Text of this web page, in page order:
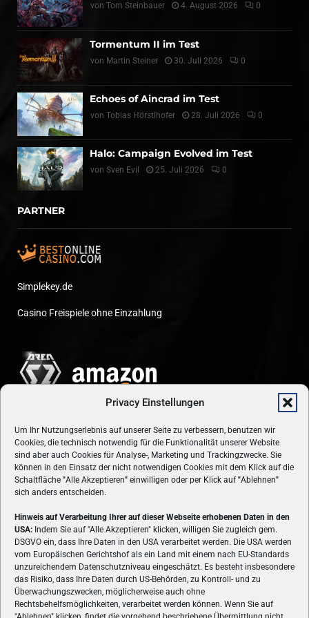
Privacy Einstellungen
Um Ihr Nutzungserlebnis auf unserer Seite zu verbessern, benutzen wir
Cookies, die technisch notwendig für die Funktionalität unserer Website
sind aber auch Cookies für Analyse-, Marketing und Trackingzwecke. Sie
können in den Einsatz der nicht notwendigen Cookies mit dem Klick auf die
Schaltfläche "Alle Akzeptieren" einwilligen oder per Klick auf"Ablehnen"
sich anders entscheiden.
Hinweis auf Verarbeitung Ihrer auf dieser Webseite erhobenen Daten in den
USA: Indem Sie auf "Alle Akzeptieren" klicken, willigen Sie zugleich gem.
DSGVO ein, dass Ihre Daten in den USA verarbeitet werden. Die USA werden
vom Europäischen Gerichtshof als ein Land mit einem nach EU-Standards
unzureichendem Datenschutzniveau eingeschätzt. Es besteht insbesondere
das Risiko, dass Ihre Daten durch US-Behörden, zu Kontroll- und zu
Überwachungszwecken, möglicherweise auch ohne
Rechtsbehelfsmöglichkeiten, verarbeitet werden können. Wenn Sie auf
von Tom Steinbauer 4. August 2026 0
Tormentum II im Test
von Martin Steiner 30. Juli 2026 0
Echoes of Aincrad im Test
von Tobias Hörstlhofer 28. Juli 2026 0
Halo: Campaign Evolved im Test
von Sven Evil 25. Juli 2026 0
PARTNER
Simplekey.de
Casino Freispiele ohne Einzahlung
ÜBER UNS
VON GAMERN, FÜR GAMER! Gamers.at ist das älteste Online-
Spielemagazin Österreichs und bringt täglich aktuelle News,
Reviews und Videos zu PC- und Konsolenspielen, Gaming-
Hardware und aus der Welt des e-Sport's.